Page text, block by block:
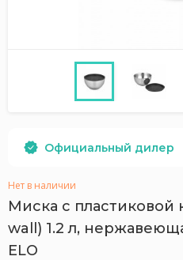
Официальный дилер
Нет в наличии
Миска с
wall) 1.2 л,
ELO